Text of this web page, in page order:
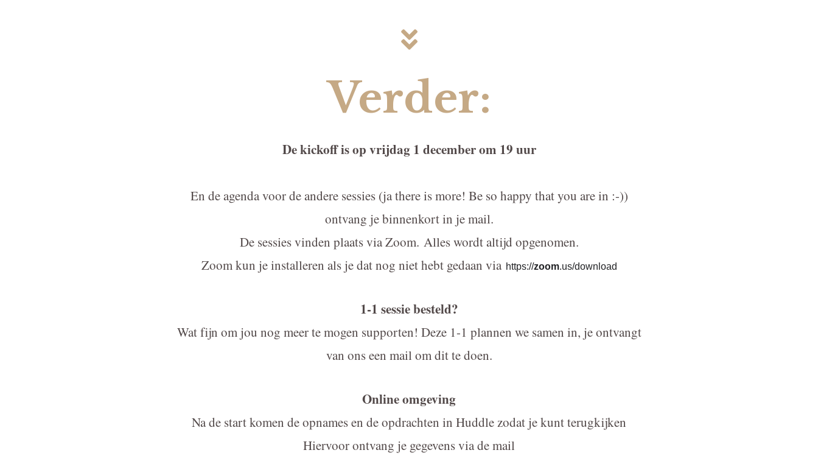
Verder:
De kickoff is op vrijdag 1 december om 19 uur
En de agenda voor de andere sessies (ja there is more! Be so happy that you are in :-))
ontvang je binnenkort in je mail.
De sessies vinden plaats via Zoom. Alles wordt altijd opgenomen.
Zoom kun je installeren als je dat nog niet hebt gedaan via https://zoom.us/download
1-1 sessie besteld?
Wat fijn om jou nog meer te mogen supporten! Deze 1-1 plannen we samen in, je ontvangt
van ons een mail om dit te doen.
Online omgeving
Na de start komen de opnames en de opdrachten in Huddle zodat je kunt terugkijken
Hiervoor ontvang je gegevens via de mail